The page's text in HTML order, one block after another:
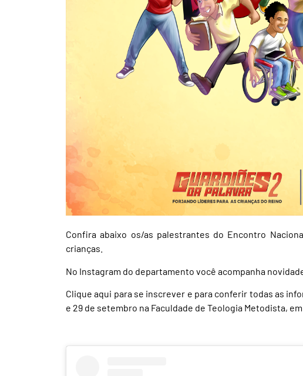
Confira abaixo os/as palestrantes do Encontro
crianças.
No Instagram do departamento você acompanha
Clique aqui para se inscrever e para conferir todas as
e 29 de setembro na Faculdade de Teologia Metodista, em